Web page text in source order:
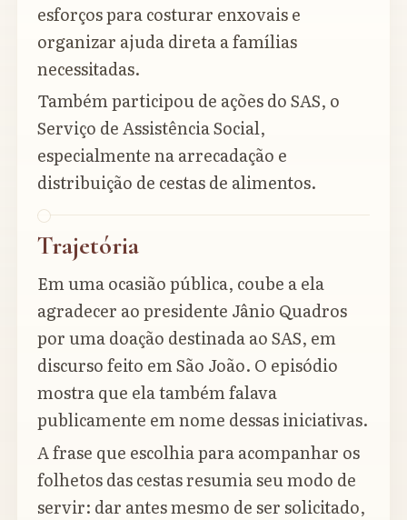
esforços para costurar enxovais e
organizar ajuda direta a famílias
necessitadas.
Também participou de ações do SAS, o
Serviço de Assistência Social,
especialmente na arrecadação e
distribuição de cestas de alimentos.
Trajetória
Em uma ocasião pública, coube a ela
agradecer ao presidente Jânio Quadros
por uma doação destinada ao SAS, em
discurso feito em São João. O episódio
mostra que ela também falava
publicamente em nome dessas iniciativas.
A frase que escolhia para acompanhar os
folhetos das cestas resumia seu modo de
servir: dar antes mesmo de ser solicitado,